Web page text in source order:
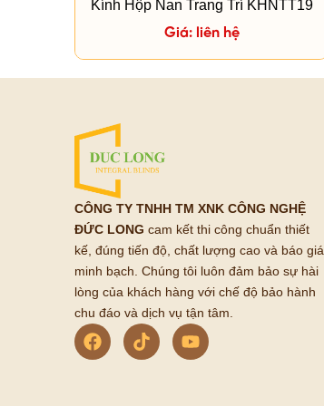
Kính Hộp Nan Trang Trí KHNTT19
Giá: liên hệ
CÔNG TY TNHH TM XNK CÔNG NGHỆ
ĐỨC LONG cam kết thi công chuẩn thiết
kế, đúng tiến độ, chất lượng cao và báo giá
minh bạch. Chúng tôi luôn đảm bảo sự hài
lòng của khách hàng với chế độ bảo hành
chu đáo và dịch vụ tận tâm.